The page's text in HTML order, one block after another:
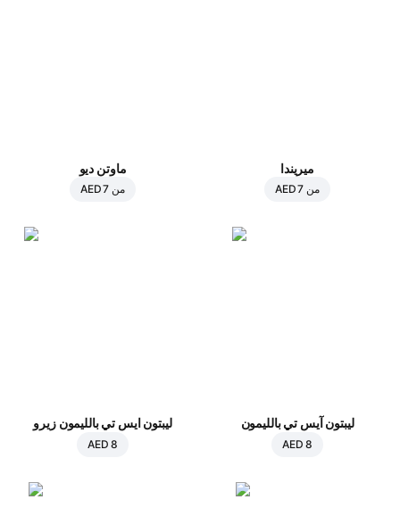
ميريندا
من AED 7
ماوتن ديو
من AED 7
ليبتون آيس تي بالليمون
AED 8
ليبتون ايس تي بالليمون زيرو
AED 8